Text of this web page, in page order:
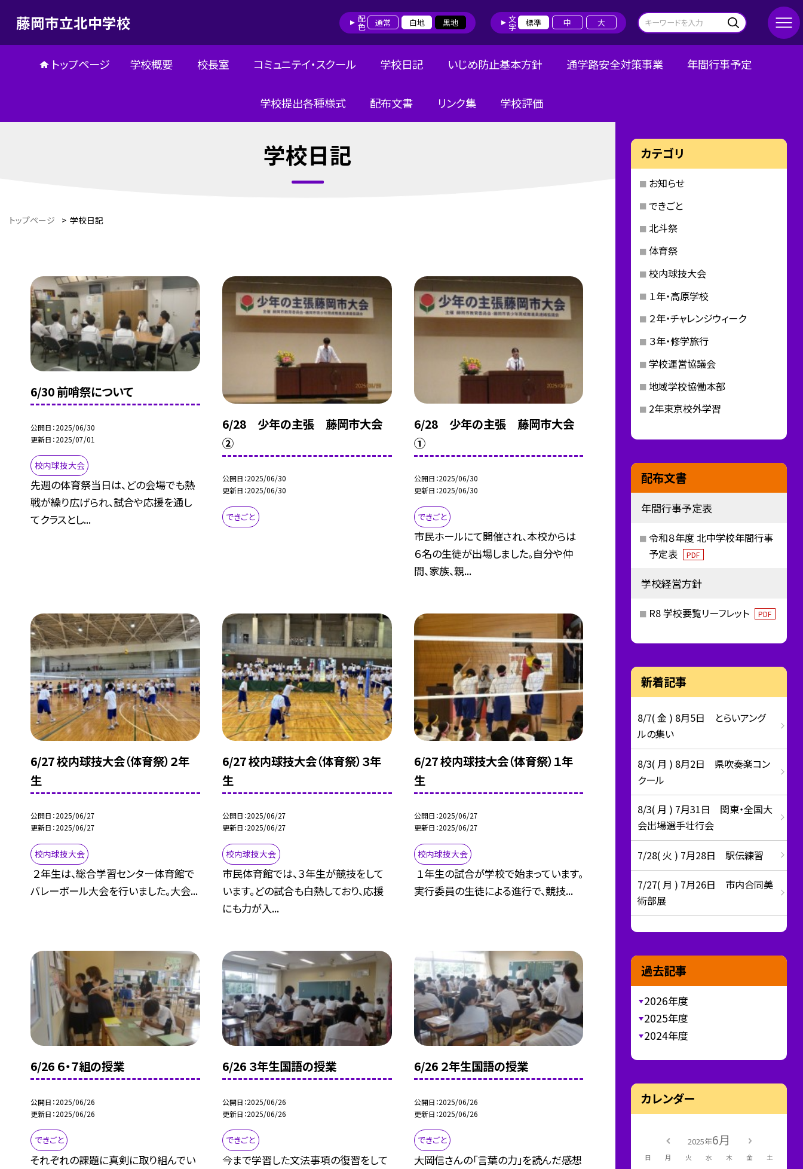
藤岡市立北中学校 配色 通常 白地 黒地 文字 標準 中 大
トップページ 学校概要 校長室 コミュニテイ・スクール 学校日記 いじめ防止基本方針 通学路安全対策事業 年間行事予定
学校提出各種様式 配布文書 リンク集 学校評価
学校日記
トップページ > 学校日記
6/30 前哨祭について
公開日 2025/06/30
更新日 2025/07/01
校内球技大会
先週の体育祭当日は、どの会場でも熱
戦が繰り広げられ、試合や応援を通し
てクラスとし...
6/28 少年の主張 藤岡市大会
②
公開日 2025/06/30
更新日 2025/06/30
できごと
6/28 少年の主張 藤岡市大会
①
公開日 2025/06/30
更新日 2025/06/30
できごと
市民ホールにて開催され、本校からは
６名の生徒が出場しました。自分や仲
間、家族、親...
6/27 校内球技大会（体育祭）２年
生
公開日 2025/06/27
更新日 2025/06/27
校内球技大会
２年生は、総合学習センター体育館で
バレーボール大会を行いました。大会...
6/27 校内球技大会（体育祭）３年
生
公開日 2025/06/27
更新日 2025/06/27
校内球技大会
市民体育館では、３年生が競技をして
います。どの試合も白熱しており、応援
にも力が入...
6/27 校内球技大会（体育祭）１年
生
公開日 2025/06/27
更新日 2025/06/27
校内球技大会
１年生の試合が学校で始まっています。
実行委員の生徒による進行で、競技...
6/26 ６・７組の授業
公開日 2025/06/26
更新日 2025/06/26
できごと
それぞれの課題に真剣に取り組んでい
6/26 ３年生国語の授業
公開日 2025/06/26
更新日 2025/06/26
できごと
今まで学習した文法事項の復習をして
6/26 ２年生国語の授業
公開日 2025/06/26
更新日 2025/06/26
できごと
大岡信さんの「言葉の力」を読んだ感想
カテゴリ
お知らせ
できごと
北斗祭
体育祭
校内球技大会
１年・高原学校
２年・チャレンジウィーク
３年・修学旅行
学校運営協議会
地域学校協働本部
2年東京校外学習
配布文書
年間行事予定表
令和８年度 北中学校年間行事
予定表
PDF
学校経営方針
R8 学校要覧リーフレット PDF
新着記事
8/7( 金 ) 8月5日 とらいアング
ルの集い
8/3( 月 ) 8月2日 県吹奏楽コン
クール
8/3( 月 ) 7月31日 関東・全国大
会出場選手壮行会
7/28( 火 ) 7月28日 駅伝練習
7/27( 月 ) 7月26日 市内合同美
術部展
過去記事
2026年度
2025年度
2024年度
カレンダー
2025年6月
日 月 火 水 木 金 土